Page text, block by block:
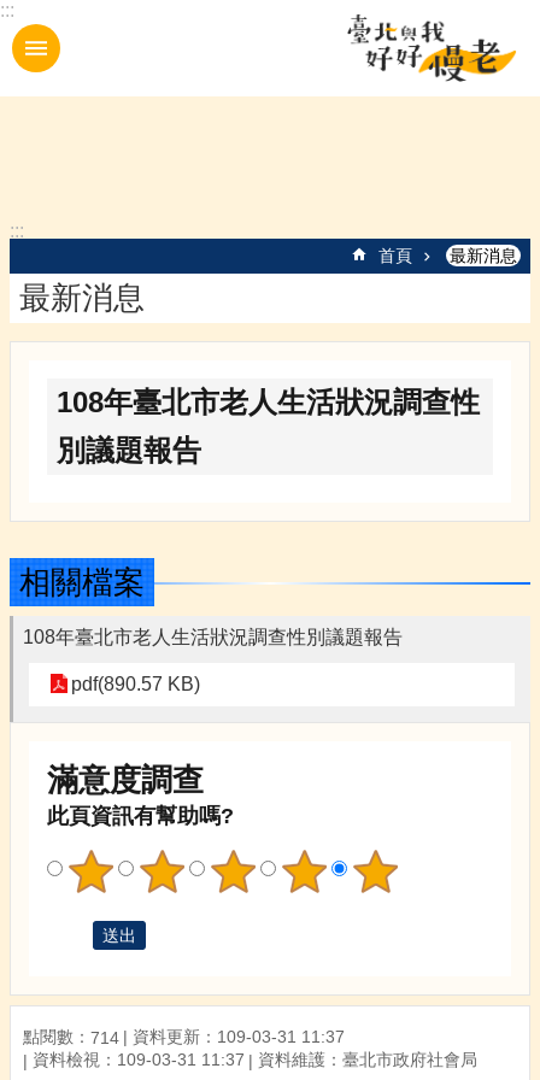
跳到主要內容區塊
:::
:::
首頁 最新消息
最新消息
108年臺北市老人生活狀況調查性
別議題報告
相關檔案
108年臺北市老人生活狀況調查性別議題報告
pdf(890.57 KB)
滿意度調查
此頁資訊有幫助嗎?
點閱數： 714
資料更新：109-03-31 11:37
資料檢視：109-03-31 11:37
資料維護：臺北市政府社會局